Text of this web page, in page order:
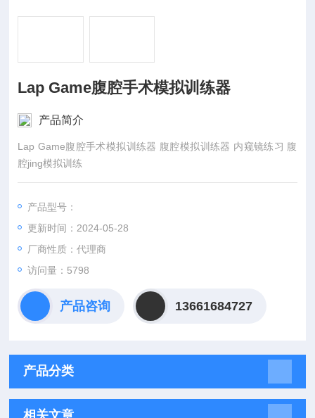
Lap Game腹腔手术模拟训练器
产品简介
Lap Game腹腔手术模拟训练器 腹腔模拟训练器 内窥镜练习 腹
腔jing模拟训练
产品型号：
更新时间：2024-05-28
厂商性质：代理商
访问量：5798
产品咨询 13661684727
产品分类
相关文章